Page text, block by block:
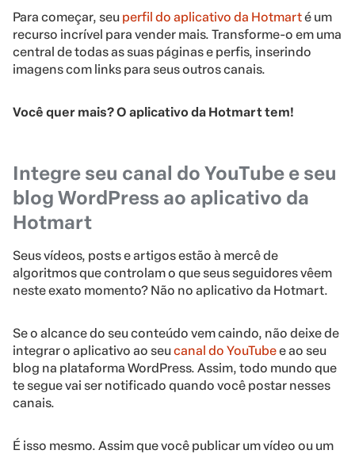
Para começar, seu perfil do aplicativo da Hotmarté um
recurso incrível para vender mais. Transforme-o em uma
central de todas as suas páginas e perfis, inserindo
imagens com links para seus outros canais.
Você quer mais? O aplicativo da Hotmart tem!
Integre seu canal do YouTube e seu
blog WordPress ao aplicativo da
Hotmart
Seus vídeos, posts e artigos estão à mercê de
algoritmos que controlam o que seus seguidores vêem
neste exato momento? Não no aplicativo da Hotmart.
Se o alcance do seu conteúdo vem caindo, não deixe de
integrar o aplicativo ao seucanal do YouTubee ao seu
blog na plataforma WordPress. Assim, todo mundo que
te segue vai ser notificado quando você postar nesses
canais.
É isso mesmo. Assim que você publicar um vídeo ou um